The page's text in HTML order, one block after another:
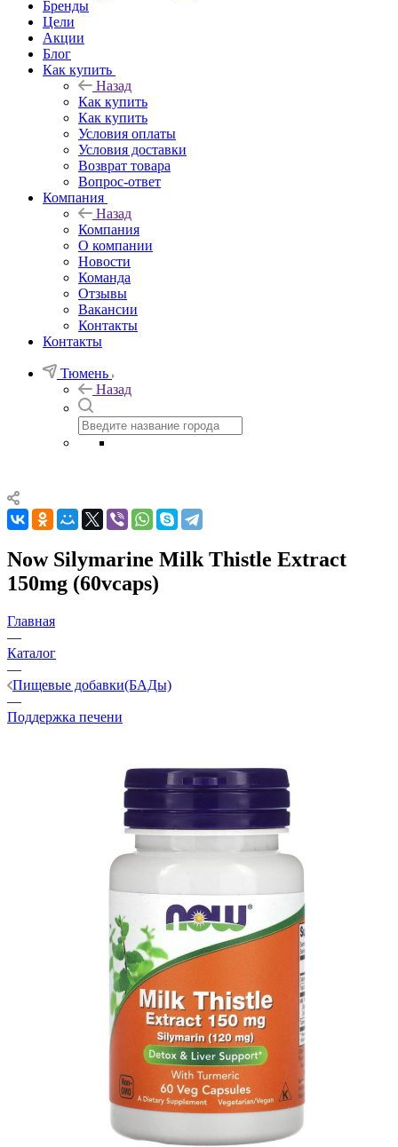
Бренды
Цели
Акции
Блог
Как купить
Назад
Как купить
Как купить
Условия оплаты
Условия доставки
Возврат товара
Вопрос-ответ
Компания
Назад
Компания
О компании
Новости
Команда
Отзывы
Вакансии
Контакты
Контакты
Тюмень
Назад
Now Silymarine Milk Thistle Extract
150mg (60vcaps)
Главная
—
Каталог
—
Пищевые добавки(БАДы)
—
Поддержка печени